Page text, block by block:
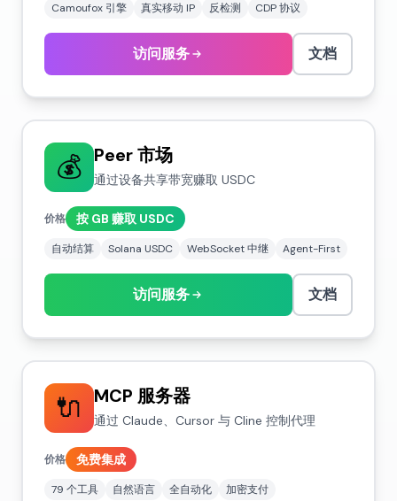
Camoufox 引擎 真实移动 IP 反检测 CDP 协议
访问服务 文档
💰 Peer 市场
通过设备共享带宽赚取 USDC
价格 按 GB 赚取 USDC
自动结算 Solana USDC WebSocket 中继 Agent-First
访问服务 文档
🔌 MCP 服务器
通过 Claude、Cursor 与 Cline 控制代理
价格 免费集成
79 个工具 自然语言 全自动化 加密支付